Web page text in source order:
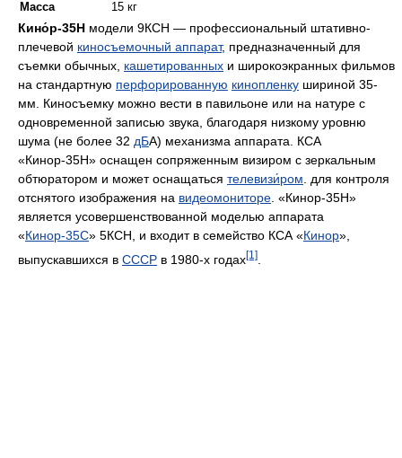
Масса
15 кг
Кино́р-35Н модели 9КСН — профессиональный штативно-
плечевой киносъемочный аппарат, предназначенный для
съемки обычных, кашетированных и широкоэкранных фильмов
на стандартную перфорированную кинопленку шириной 35-
мм. Киносъемку можно вести в павильоне или на натуре с
одновременной записью звука, благодаря низкому уровню
шума (не более 32 дБА) механизма аппарата. КСА
«Кинор-35Н» оснащен сопряженным визиром с зеркальным
обтюратором и может оснащаться телевизи́ром . для контроля
отснятого изображения на видеомониторе . «Кинор-35Н»
является усовершенствованной моделью аппарата
«Кинор-35С» 5КСН, и входит в семейство КСА «Кинор»,
выпускавшихся в СССР в 1980-х годах[1]